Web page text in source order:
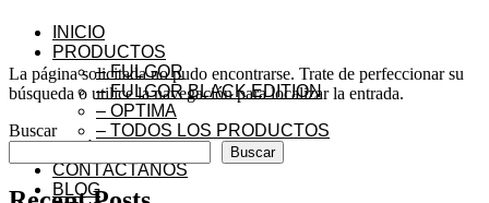
INICIO
PRODUCTOS
– FULGOR
– FULGOR BLACK EDITION
– OPTIMA
– TODOS LOS PRODUCTOS
CONTÁCTANOS
BLOG
La página solicitada no pudo encontrarse. Trate de perfeccionar su
búsqueda o utilice la navegación para localizar la entrada.
Buscar
Buscar